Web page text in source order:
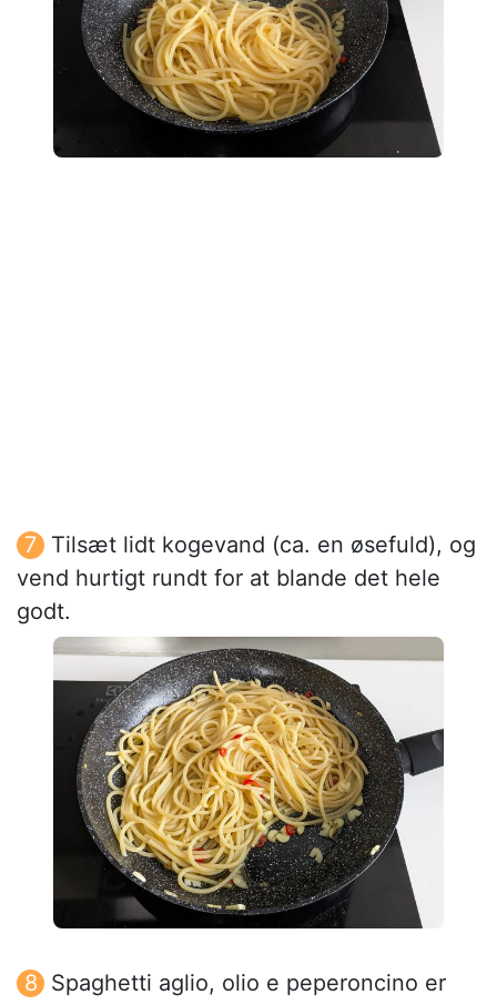
Tilsæt lidt kogevand (ca. en øsefuld), og
vend hurtigt rundt for at blande det hele
godt.
Spaghetti aglio, olio e peperoncino er